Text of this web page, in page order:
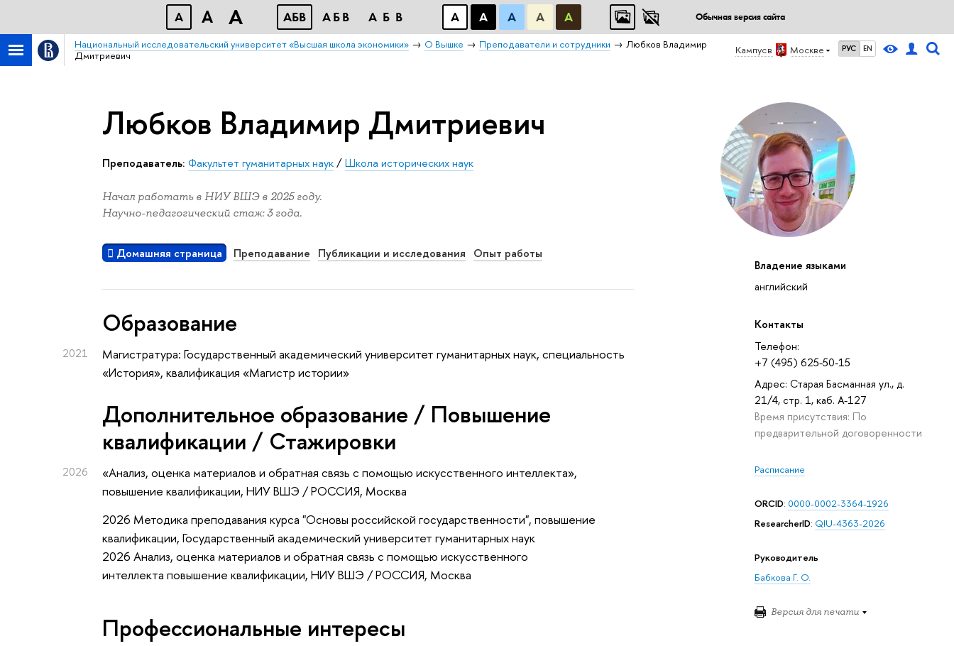
A A A АБB АБB АБB А А А А А Обычная версия сайта
Кампус в Москве РУС EN
Национальный исследовательский университет «Высшая школа экономики» О Вышке Преподаватели и сотрудники
Любков Владимир
Дмитриевич
Владение языками
английский
Контакты
Телефон:
+7 (495) 625-50-15
Адрес: Старая Басманная ул., д.
21/4, стр. 1, каб. А-127
Время присутствия: По
предварительной договоренности
Расписание
ORCID: 0000-0002-3364-1926
ResearcherID: QIU-4363-2026
Руководитель
Бабкова Г. О.
Версия для печати
Любков Владимир Дмитриевич
Преподаватель: Факультет гуманитарных наук/Школа исторических наук
Начал работать в НИУ ВШЭ в 2025 году.
Научно-педагогический стаж: 3 года.
Домашняя страница Преподавание Публикации и исследования Опыт работы
Oбразование
2021
Магистратура: Государственный академический университет гуманитарных наук, специальность
«История», квалификация «Магистр истории»
Дополнительное образование / Повышение
квалификации / Стажировки
2026 «Анализ, оценка материалов и обратная связь с помощью искусственного интеллекта»,
повышение квалификации, НИУ ВШЭ / РОССИЯ, Москва
2026 Методика преподавания курса "Основы российской государственности", повышение
квалификации, Государственный академический университет гуманитарных наук
2026 Анализ, оценка материалов и обратная связь с помощью искусственного
интеллекта повышение квалификации, НИУ ВШЭ / РОССИЯ, Москва
Профессиональные интересы